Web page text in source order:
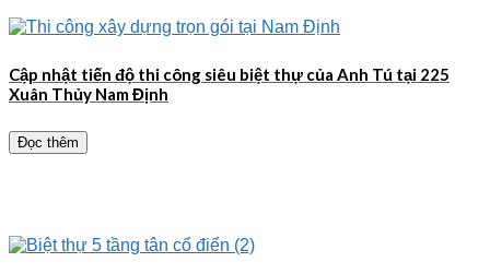
Cập nhật tiến độ thi công siêu biệt thự của Anh Tú tại 225
Xuân Thủy Nam Định
Đọc thêm